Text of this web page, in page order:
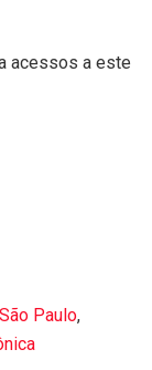
acessos a este
São Paulo,